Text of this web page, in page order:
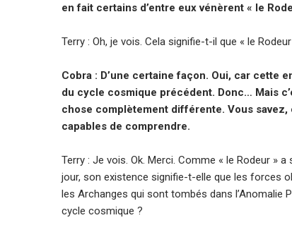
en fait certains d’entre eux vénèrent « le
Terry : Oh, je vois. Cela signifie-t-il que « le
Cobra : D’une certaine façon. Oui, car cette
du cycle cosmique précédent. Donc… Mais
chose complètement différente. Vous savez,
capables de comprendre.
Terry : Je vois. Ok. Merci. Comme « le Rodeur »
jour, son existence signifie-t-elle que les forces
les Archanges qui sont tombés dans l’Anomalie
cycle cosmique ?